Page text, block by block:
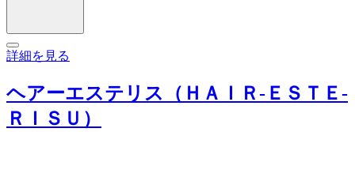
詳細を見る
ヘアーエステリス（ＨＡＩＲ‐ＥＳＴＥ‐
ＲＩＳＵ）